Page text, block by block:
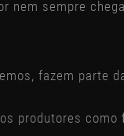
nem sempre
fazem parte
produtores como